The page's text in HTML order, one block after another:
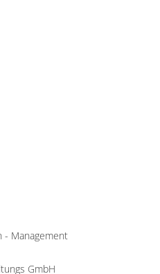
- Management
GmbH